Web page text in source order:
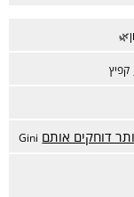
קפיץ
דוחקים אותם Gini